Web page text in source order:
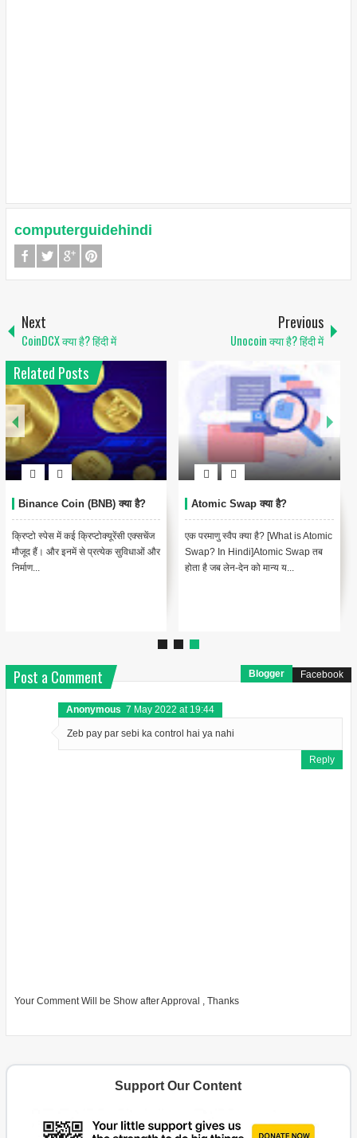
computerguidehindi
Next
CoinDCX क्या है? हिंदी में
Previous
Unocoin क्या है? हिंदी में
Related Posts
Binance Coin (BNB) क्या है?
क्रिप्टो स्पेस में कई क्रिप्टोक्यूरेंसी एक्सचेंज
मौजूद हैं। और इनमें से प्रत्येक सुविधाओं और
निर्माण...
Atomic Swap क्या है?
एक परमाणु स्वैप क्या है? [What is Atomic
Swap? In Hindi]Atomic Swap तब
होता है जब लेन-देन को मान्य य...
Post a Comment Blogger Facebook
Anonymous 7 May 2022 at 19:44
Zeb pay par sebi ka control hai ya nahi
Reply
Your Comment Will be Show after Approval , Thanks
Support Our Content